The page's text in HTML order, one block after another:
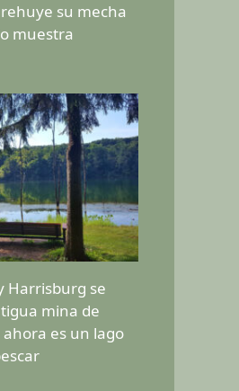
su mecha
muestra
Harrisburg se
mina de
es un lago